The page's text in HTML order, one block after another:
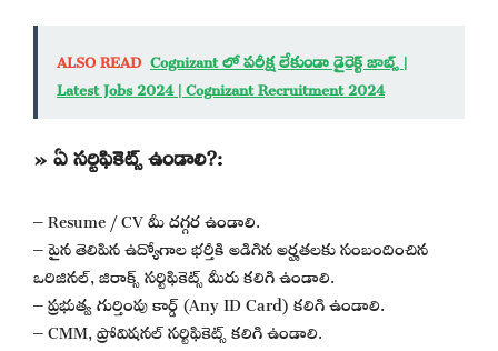
ALSO READ Cognizant లో పరీక్ష లేకుండా డైరెక్ట్ జాబ్స్ |
Latest Jobs 2024 | Cognizant Recruitment 2024
» ఏ సర్టిఫికెట్స్ ఉండాలి?:
– Resume / CV మీ దగ్గర ఉండాలి.
– పైన తెలిపిన ఉద్యోగాల భర్తీకి అడిగిన అర్హతలకు సంబందించిన
ఒరిజినల్, జిరాక్స్ సర్టిఫికెట్స్ మీరు కలిగి ఉండాలి.
– ప్రభుత్వ గుర్తింపు కార్డ్ (Any ID Card) కలిగి ఉండాలి.
– CMM, ప్రోవిషనల్ సర్టిఫికెట్స్ కలిగి ఉండాలి.